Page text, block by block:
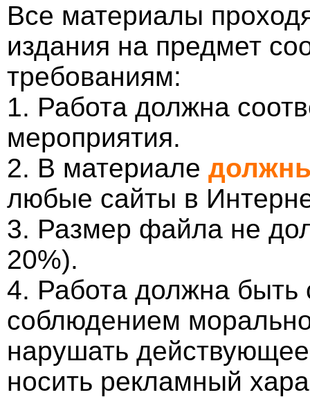
Все материалы
издания на предмет
требованиям:
1. Работа должна
мероприятия.
2. В материале
любые сайты в
3. Размер файла не
20%).
4. Работа должна
соблюдением
нарушать
носить рекламный